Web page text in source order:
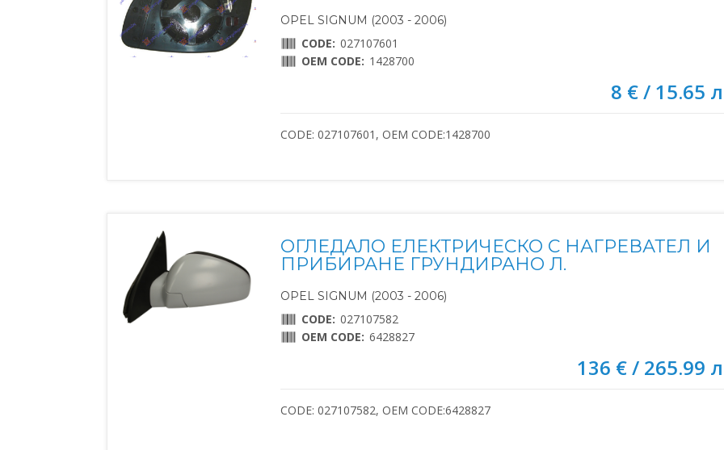
OPEL SIGNUM (2003 - 2006)
CODE: 027107601
OEM CODE: 1428700
8 € / 15.65
CODE: 027107601, OEM CODE:1428700
ОГЛЕДАЛО ЕЛЕКТРИЧЕСКО С НАГРЕВАТЕЛ И
ПРИБИРАНЕ ГРУНДИРАНО Л.
OPEL SIGNUM (2003 - 2006)
CODE: 027107582
OEM CODE: 6428827
136 € / 265.99
CODE: 027107582, OEM CODE:6428827